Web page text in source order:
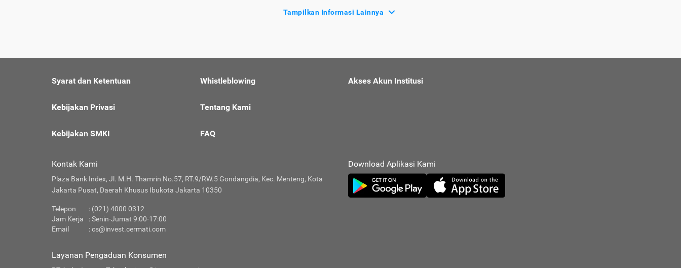
Tampilkan Informasi Lainnya
Syarat dan Ketentuan
Kebijakan Privasi
Kebijakan SMKI
Whistleblowing
Tentang Kami
FAQ
Akses Akun Institusi
Kontak Kami
Plaza Bank Index, Jl. M.H. Thamrin No.57, RT.9/RW.5 Gondangdia, Kec. Menteng, Kota
Jakarta Pusat, Daerah Khusus Ibukota Jakarta 10350
Telepon
: (021) 4000 0312
Jam Kerja
: Senin-Jumat 9:00-17:00
Email
:cs@invest.cermati.com
Layanan Pengaduan Konsumen
Download Aplikasi Kami